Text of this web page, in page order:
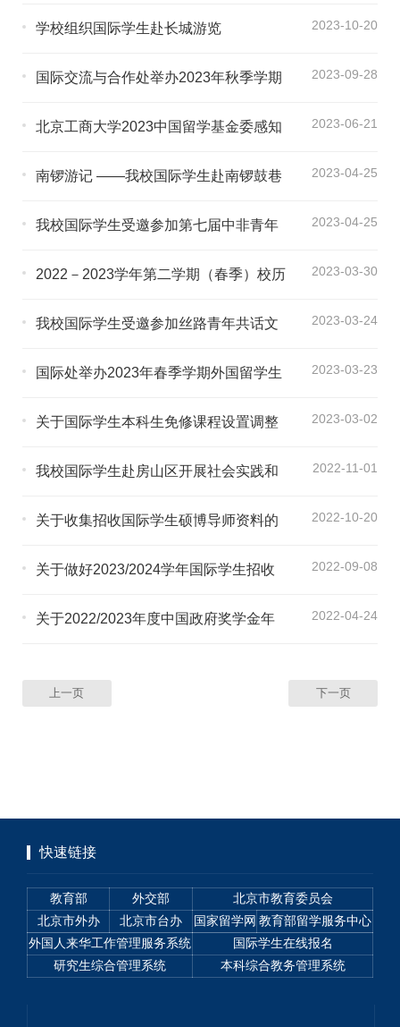
2023-10-20
学校组织国际学生赴长城游览
2023-09-28
国际交流与合作处举办2023年秋季学期
2023-06-21
北京工商大学2023中国留学基金委感知
2023-04-25
南锣游记 ——我校国际学生赴南锣鼓巷
2023-04-25
我校国际学生受邀参加第七届中非青年
2023-03-30
2022－2023学年第二学期（春季）校历
2023-03-24
我校国际学生受邀参加丝路青年共话文
2023-03-23
国际处举办2023年春季学期外国留学生
2023-03-02
关于国际学生本科生免修课程设置调整
2022-11-01
我校国际学生赴房山区开展社会实践和
2022-10-20
关于收集招收国际学生硕博导师资料的
2022-09-08
关于做好2023/2024学年国际学生招收
2022-04-24
关于2022/2023年度中国政府奖学金年
上一页 下一页
快速链接
教育部 外交部
北京市教育委员会
北京市外办
北京市台办 国家留学网 教育部留学服务中心
外国人来华工作管理服务系统
国际学生在线报名
研究生综合管理系统
本科综合教务管理系统